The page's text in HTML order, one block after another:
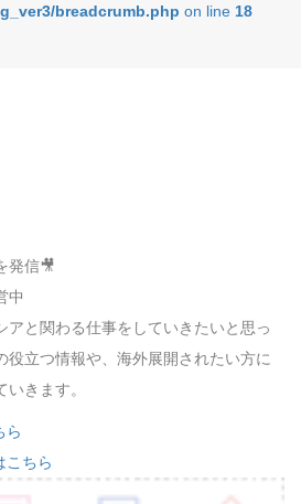
breadcrumb.php on line 18
発信🎥
中
アと関わる仕事をしていきたいと思っ
役立つ情報や、海外展開されたい方に
きます。
ら
こちら